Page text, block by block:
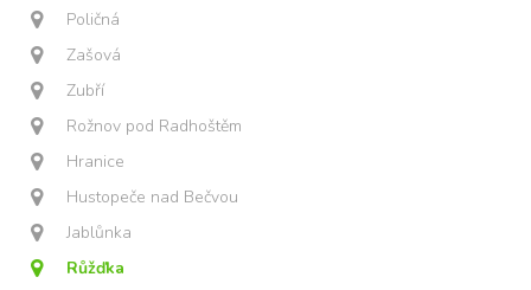
Poličná
Zašová
Zubří
Rožnov pod Radhoštěm
Hranice
Hustopeče nad Bečvou
Jablůnka
Růžďka